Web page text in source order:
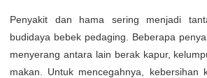
Penyakit dan hama sering menjadi
budidaya bebek pedaging. Beberapa
menyerang antara lain berak kapur,
makan. Untuk mencegahnya, kebersihan